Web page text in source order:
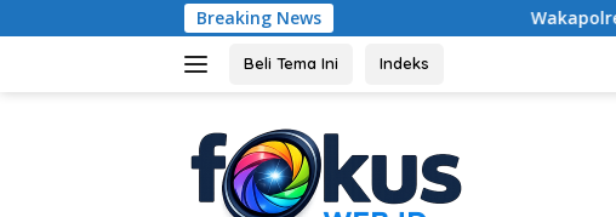
ke
Breaking News Wakapolres Sumbawa Barat
Beli Tema Ini Indeks